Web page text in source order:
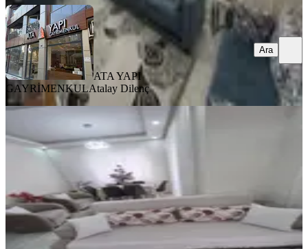
ATA YAPI
GAYRİMENKULAtalay Dilenç
Ara
YENİ
Sahibinden Acil Satılık
Bergama, Atatürk Mahallesi
·92 m²
4.040.000 ₺
Emrah Koç